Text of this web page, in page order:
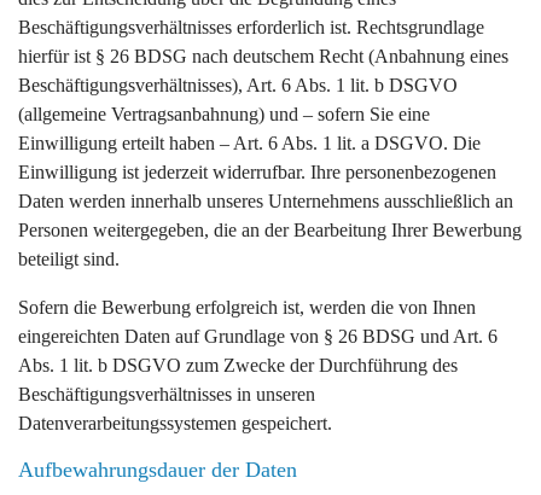
Beschäftigungsverhältnisses erforderlich ist. Rechtsgrundlage
hierfür ist § 26 BDSG nach deutschem Recht (Anbahnung eines
Beschäftigungsverhältnisses), Art. 6 Abs. 1 lit. b DSGVO
(allgemeine Vertragsanbahnung) und – sofern Sie eine
Einwilligung erteilt haben – Art. 6 Abs. 1 lit. a DSGVO. Die
Einwilligung ist jederzeit widerrufbar. Ihre personenbezogenen
Daten werden innerhalb unseres Unternehmens ausschließlich an
Personen weitergegeben, die an der Bearbeitung Ihrer Bewerbung
beteiligt sind.
Sofern die Bewerbung erfolgreich ist, werden die von Ihnen
eingereichten Daten auf Grundlage von § 26 BDSG und Art. 6
Abs. 1 lit. b DSGVO zum Zwecke der Durchführung des
Beschäftigungsverhältnisses in unseren
Datenverarbeitungssystemen gespeichert.
Aufbewahrungsdauer der Daten